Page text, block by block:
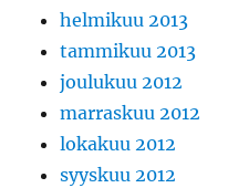
helmikuu 2013
tammikuu 2013
joulukuu 2012
marraskuu 2012
lokakuu 2012
syyskuu 2012